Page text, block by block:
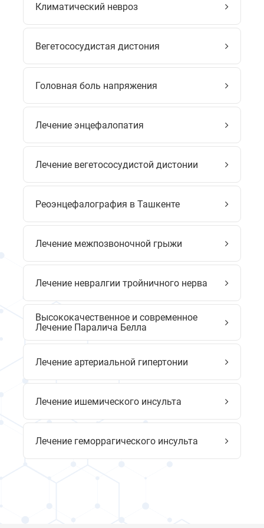
Климатический невроз
Вегетососудистая дистония
Головная боль напряжения
Лечение энцефалопатия
Лечение вегетососудистой дистонии
Реоэнцефалография в Ташкенте
Лечение межпозвоночной грыжи
Лечение невралгии тройничного нерва
Высококачественное и современное
Лечение Паралича Белла
Лечение артериальной гипертонии
Лечение ишемического инсульта
Лечение геморрагического инсульта